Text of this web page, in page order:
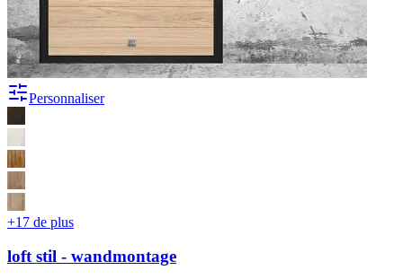
Personnaliser
+17 de plus
loft stil - wandmontage